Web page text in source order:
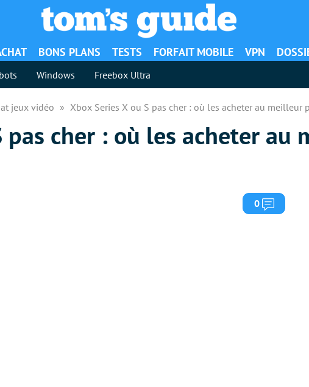
BONS PLANS TESTS FORFAIT MOBILE VPN
Windows Freebox Ultra
jeux vidéo Xbox Series X ou S pas cher : où les acheter au meilleur
pas cher : où les acheter au
0